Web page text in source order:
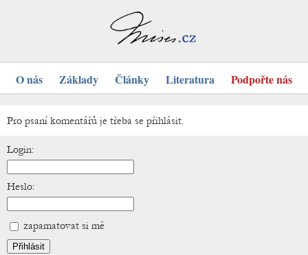
O nás Základy Články Literatura Podpořte nás
Pro psaní komentářů je třeba se přihlásit.
Login:
Heslo:
zapamatovat si mě